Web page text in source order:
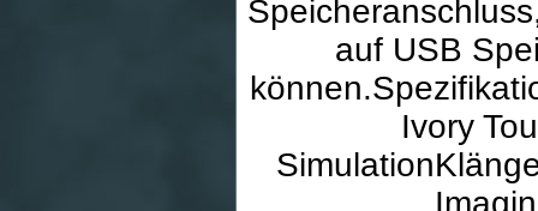
auf USB
Ivory